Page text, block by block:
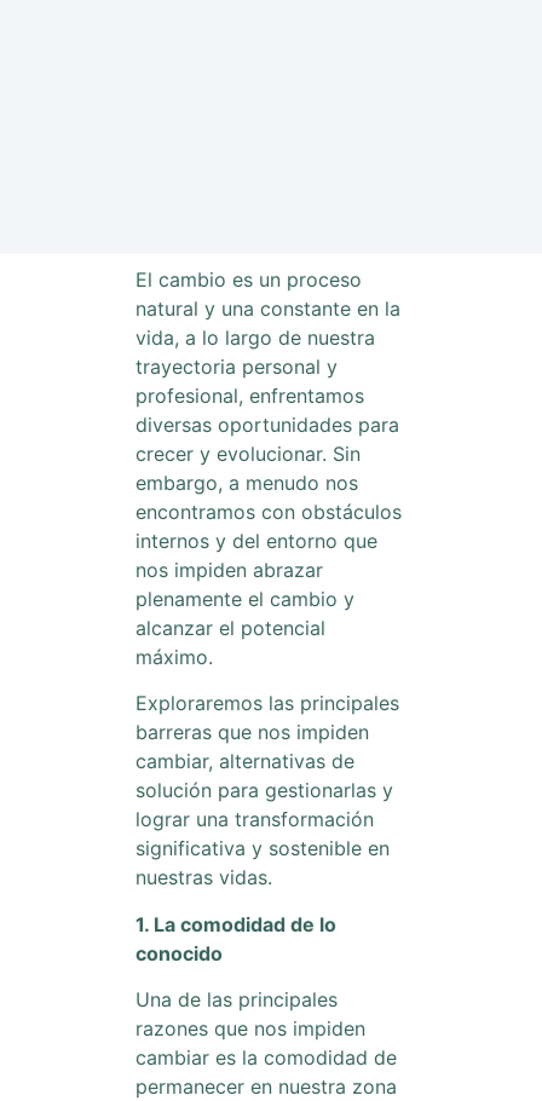
El cambio es un proceso
natural y una constante en la
vida, a lo largo de nuestra
trayectoria personal y
profesional, enfrentamos
diversas oportunidades para
crecer y evolucionar. Sin
embargo, a menudo nos
encontramos con obstáculos
internos y del entorno que
nos impiden abrazar
plenamente el cambio y
alcanzar el potencial
máximo.
Exploraremos las principales
barreras que nos impiden
cambiar, alternativas de
solución para gestionarlas y
lograr una transformación
significativa y sostenible en
nuestras vidas.
1. La comodidad de lo
conocido
Una de las principales
razones que nos impiden
cambiar es la comodidad de
permanecer en nuestra zona